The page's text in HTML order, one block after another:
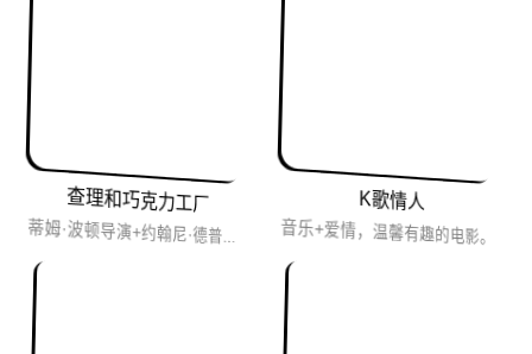
查理和巧克力工厂 K歌情人
音乐+爱情，温馨有趣的电影。